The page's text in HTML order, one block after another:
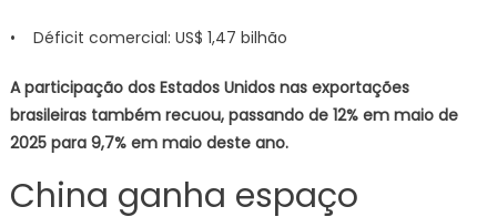
• Déficit comercial: US$ 1,47 bilhão
A participação dos Estados Unidos nas exportações
brasileiras também recuou, passando de 12% em maio de
2025 para 9,7% em maio deste ano.
China ganha espaço